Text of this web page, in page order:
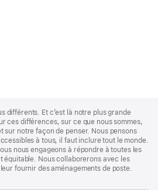
différents. Et c’est là notre plus grande
ces différences, sur ce que nous sommes,
sur notre façon de penser. Nous pensons
à tous, il faut inclure tout le monde.
nous engageons à répondre à toutes les
équitable. Nous collaborerons avec les
fournir des aménagements de poste.